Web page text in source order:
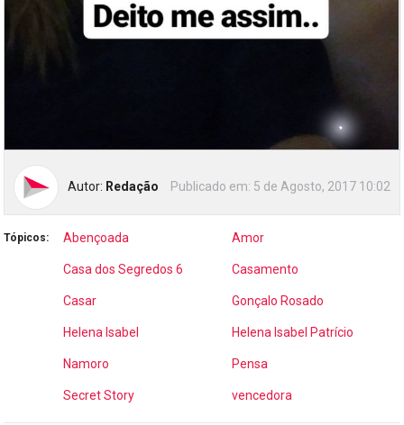
Autor: Redação Publicado em: 5 de Agosto, 2017 10:02
Tópicos: Abençoada Amor
Casa dos Segredos 6 Casamento
Casar Gonçalo Rosado
Helena Isabel Helena Isabel Patrício
Namoro Pensa
Secret Story vencedora